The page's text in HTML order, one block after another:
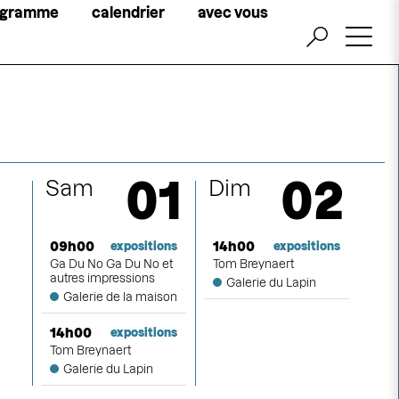
menu
calendrier avec vous
Sam 01 Dim 02
09h00
expositions
Ga Du No Ga Du No et
autres impressions
Galerie de la maison
14h00
expositions
Tom Breynaert
Galerie du Lapin
14h00
expositions
Tom Breynaert
Galerie du Lapin